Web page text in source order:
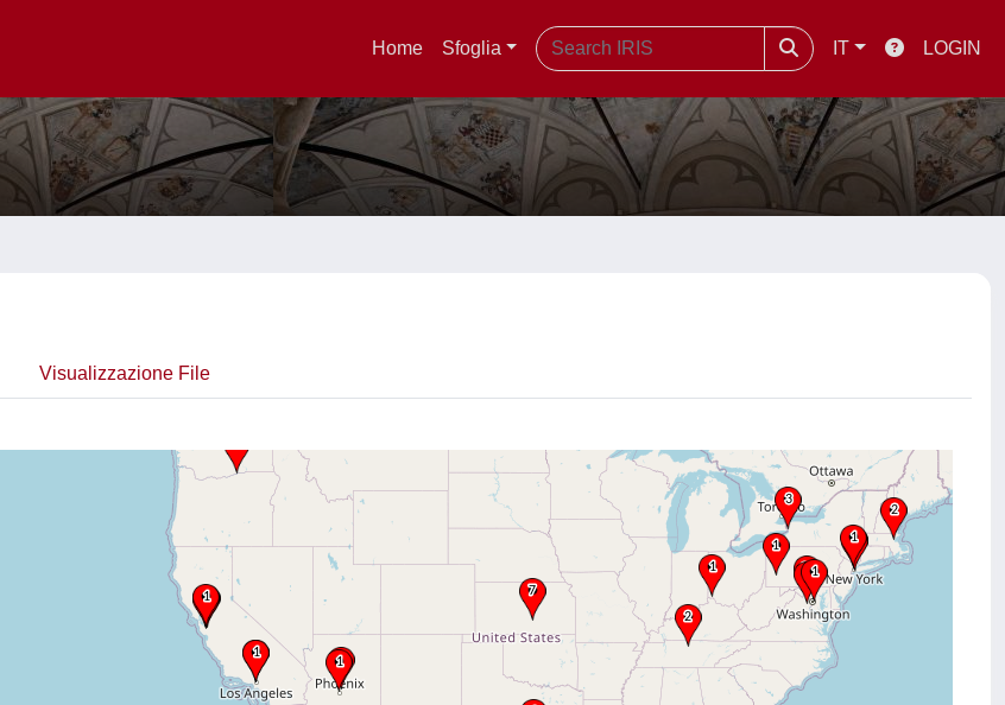
Home Sfoglia IT LOGIN
Visualizzazione File